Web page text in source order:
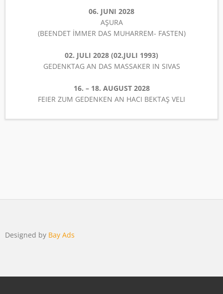
06. JUNI 2028
AŞURA
(BEENDET İMMER DAS MUHARREM- FASTEN)
02. JULI 2028 (02.JULI 1993)
GEDENKTAG AN DAS MASSAKER IN SIVAS
16. – 18. AUGUST 2028
FEIER ZUM GEDENKEN AN HACI BEKTAŞ VELI
Designed by Bay Ads